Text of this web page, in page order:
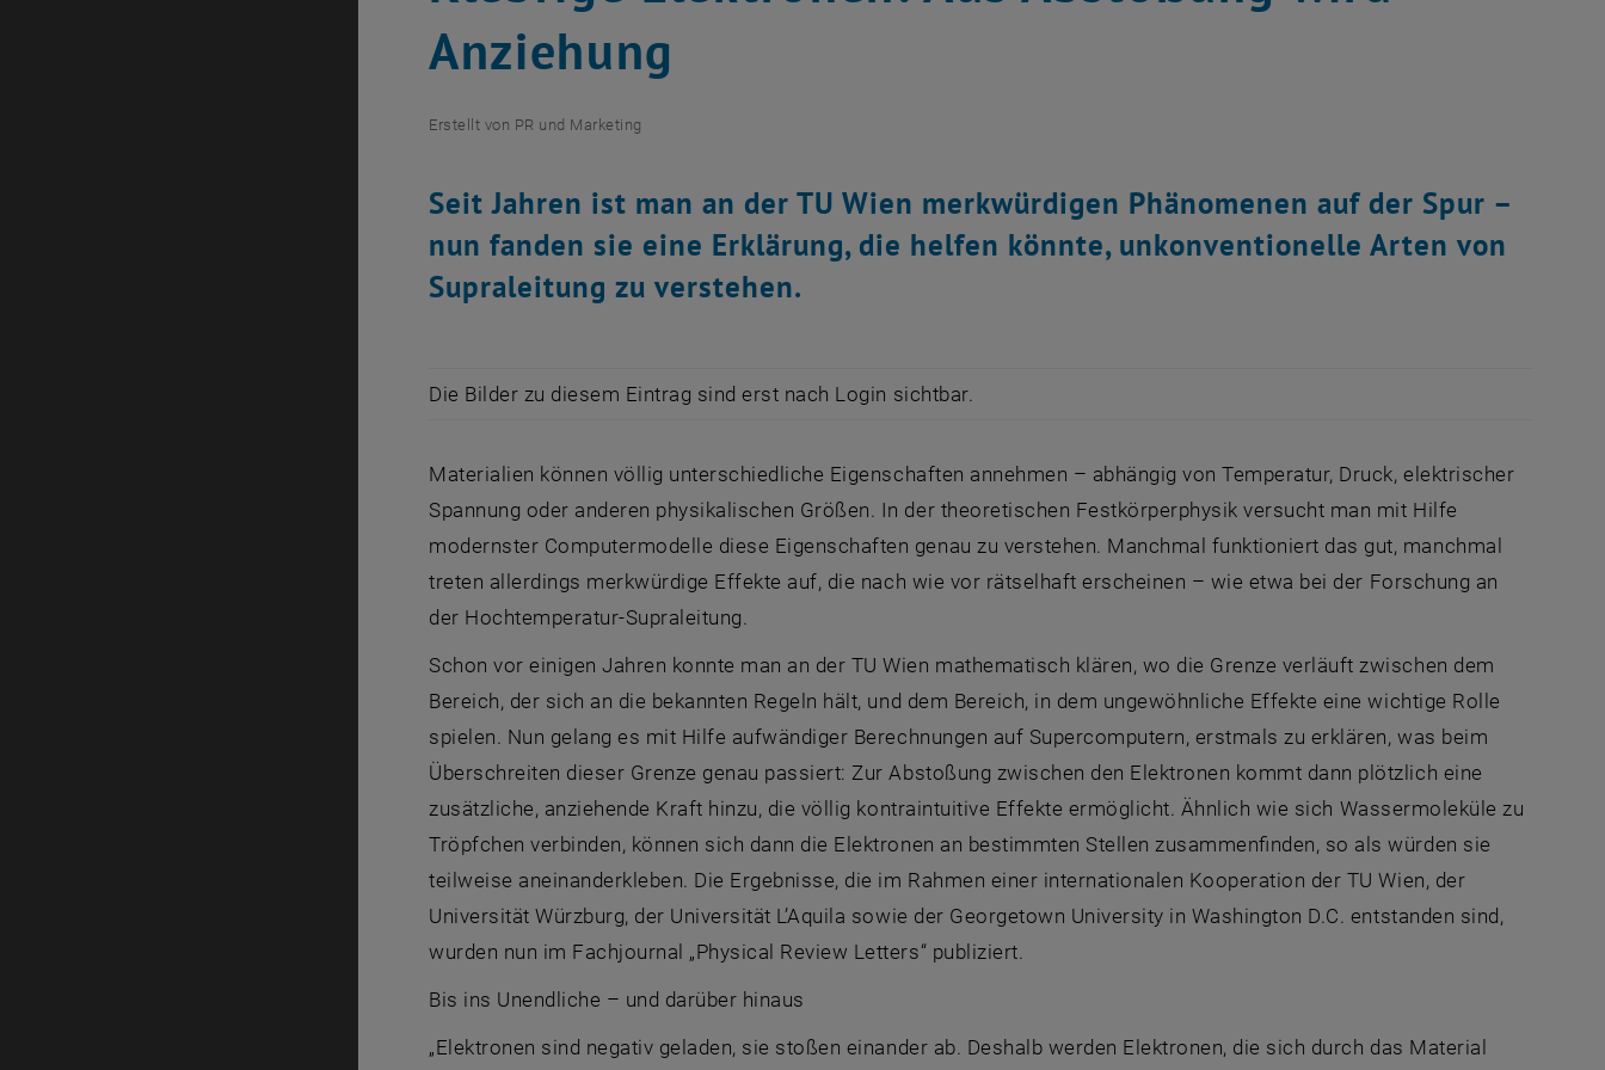
Anziehung
Erstellt von PR und Marketing
Seit Jahren ist man an der TU Wien merkwürdigen Phänomenen auf der Spur –
nun fanden sie eine Erklärung, die helfen könnte, unkonventionelle Arten von
Supraleitung zu verstehen.
Die Bilder zu diesem Eintrag sind erst nach Login sichtbar.
Materialien können völlig unterschiedliche Eigenschaften annehmen – abhängig von Temperatur, Druck, elektrischer
Spannung oder anderen physikalischen Größen. In der theoretischen Festkörperphysik versucht man mit Hilfe
modernster Computermodelle diese Eigenschaften genau zu verstehen. Manchmal funktioniert das gut, manchmal
treten allerdings merkwürdige Effekte auf, die nach wie vor rätselhaft erscheinen – wie etwa bei der Forschung an
der Hochtemperatur-Supraleitung.
Schon vor einigen Jahren konnte man an der TU Wien mathematisch klären, wo die Grenze verläuft zwischen dem
Bereich, der sich an die bekannten Regeln hält, und dem Bereich, in dem ungewöhnliche Effekte eine wichtige Rolle
spielen. Nun gelang es mit Hilfe aufwändiger Berechnungen auf Supercomputern, erstmals zu erklären, was beim
Überschreiten dieser Grenze genau passiert: Zur Abstoßung zwischen den Elektronen kommt dann plötzlich eine
zusätzliche, anziehende Kraft hinzu, die völlig kontraintuitive Effekte ermöglicht. Ähnlich wie sich Wassermoleküle zu
Tröpfchen verbinden, können sich dann die Elektronen an bestimmten Stellen zusammenfinden, so als würden sie
teilweise aneinanderkleben. Die Ergebnisse, die im Rahmen einer internationalen Kooperation der TU Wien, der
Universität Würzburg, der Universität L’Aquila sowie der Georgetown University in Washington D.C. entstanden sind,
wurden nun im Fachjournal „Physical Review Letters“ publiziert.
Bis ins Unendliche – und darüber hinaus
„Elektronen sind negativ geladen, sie stoßen einander ab. Deshalb werden Elektronen, die sich durch das Material